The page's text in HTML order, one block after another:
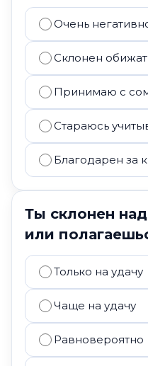
Очень
Склонен
Принимаю с
Стараюсь
Благодарен за
Ты склонен
или
Только на удачу
Чаще на удачу
Равновероятно